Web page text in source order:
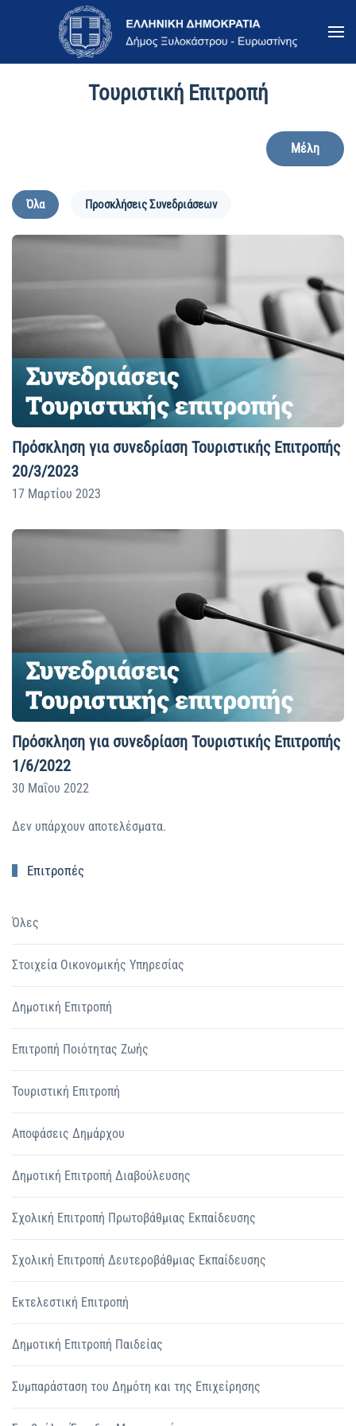
Skip to main content
Τουριστική Επιτροπή
Μέλη
Όλα Προσκλήσεις Συνεδριάσεων
Πρόσκληση για συνεδρίαση Τουριστικής Επιτροπής
20/3/2023
17 Μαρτίου 2023
Πρόσκληση για συνεδρίαση Τουριστικής Επιτροπής
1/6/2022
30 Μαΐου 2022
Δεν υπάρχουν αποτελέσματα.
Επιτροπές
Όλες
Στοιχεία Οικονομικής Υπηρεσίας
Δημοτική Επιτροπή
Επιτροπή Ποιότητας Ζωής
Τουριστική Επιτροπή
Αποφάσεις Δημάρχου
Δημοτική Επιτροπή Διαβούλευσης
Σχολική Επιτροπή Πρωτοβάθμιας Εκπαίδευσης
Σχολική Επιτροπή Δευτεροβάθμιας Εκπαίδευσης
Εκτελεστική Επιτροπή
Δημοτική Επιτροπή Παιδείας
Συμπαράσταση του Δημότη και της Επιχείρησης